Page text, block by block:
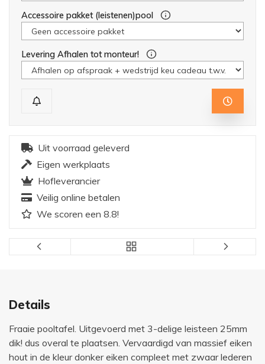
Accessoire pakket (leistenen)pool
Levering Afhalen tot monteur!
Uit voorraad geleverd
Eigen werkplaats
Hofleverancier
Veilig online betalen
We scoren een 8.8!
Details
Fraaie pooltafel. Uitgevoerd met 3-delige leisteen 25mm
dik! dus overal te plaatsen. Vervaardigd van massief eiken
hout in de kleur donker eiken compleet met zwaar lederen